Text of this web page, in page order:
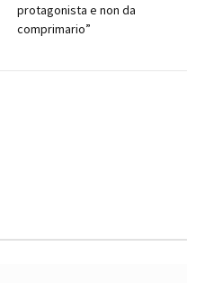
protagonista e non da
comprimario”